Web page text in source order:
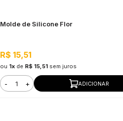
Molde de Silicone Flor
R$ 15,51
ou 1xde R$ 15,51 sem juros
- + ADICIONAR